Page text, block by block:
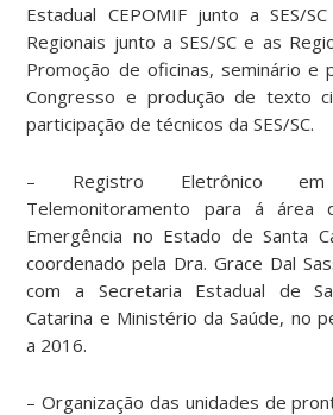
Estadual CEPOMIF junto a SES/
Regionais junto a SES/SC e as
Promoção de oficinas, seminário e
Congresso e produção de texto
participação de técnicos da SES/SC.
– Registro Eletrônico
Telemonitoramento para á área
Emergência no Estado de Santa
coordenado pela Dra. Grace Dal
com a Secretaria Estadual de
Catarina e Ministério da Saúde, no
a 2016.
– Organização das unidades de